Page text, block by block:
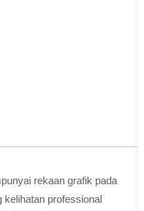
rekaan grafik pada
kelihatan professional